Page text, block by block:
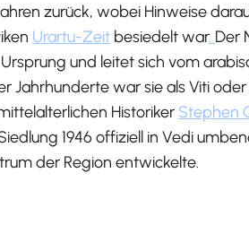
zurück, wobei Hinweise
Urartu-Zeit besiedelt war. Der
und leitet sich vom
Jahrhunderte war sie als Viti
Historiker Stephen
1946 offiziell in Vedi
der Region entwickelte.